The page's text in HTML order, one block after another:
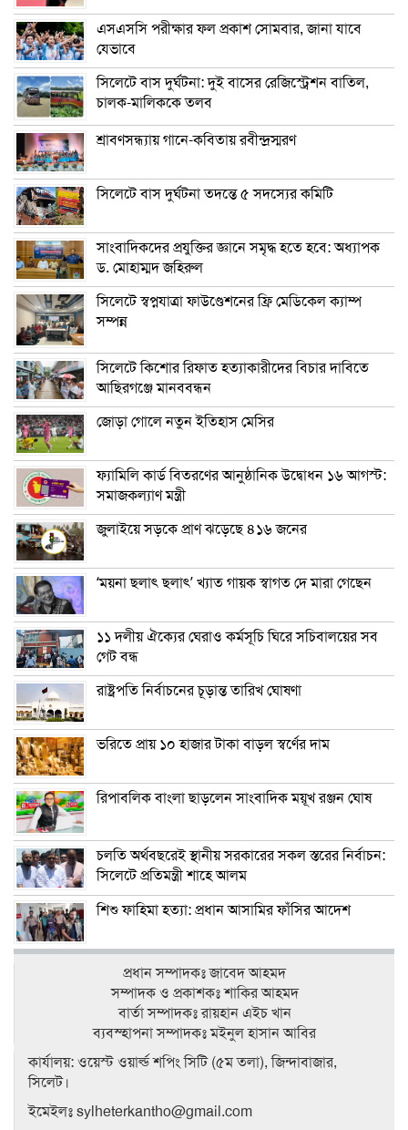
এসএসসি পরীক্ষার ফল প্রকাশ সোমবার, জানা যাবে
যেভাবে
সিলেটে বাস দুর্ঘটনা: দুই বাসের রেজিস্ট্রেশন বাতিল,
চালক-মালিককে তলব
শ্রাবণসন্ধ্যায় গানে-কবিতায় রবীন্দ্রস্মরণ
সিলেটে বাস দুর্ঘটনা তদন্তে ৫ সদস্যের কমিটি
সাংবাদিকদের প্রযুক্তির জ্ঞানে সমৃদ্ধ হতে হবে: অধ্যাপক
ড. মোহাম্মদ জহিরুল
সিলেটে স্বপ্নযাত্রা ফাউণ্ডেশনের ফ্রি মেডিকেল ক্যাম্প
সম্পন্ন
সিলেটে কিশোর রিফাত হত্যাকারীদের বিচার দাবিতে
আছিরগঞ্জে মানববন্ধন
জোড়া গোলে নতুন ইতিহাস মেসির
ফ্যামিলি কার্ড বিতরণের আনুষ্ঠানিক উদ্বোধন ১৬ আগস্ট:
সমাজকল্যাণ মন্ত্রী
জুলাইয়ে সড়কে প্রাণ ঝড়েছে ৪১৬ জনের
‘ময়না ছলাৎ ছলাৎ’ খ্যাত গায়ক স্বাগত দে মারা গেছেন
১১ দলীয় ঐক্যের ঘেরাও কর্মসূচি ঘিরে সচিবালয়ের সব
গেট বন্ধ
রাষ্ট্রপতি নির্বাচনের চূড়ান্ত তারিখ ঘোষণা
ভরিতে প্রায় ১০ হাজার টাকা বাড়ল স্বর্ণের দাম
রিপাবলিক বাংলা ছাড়লেন সাংবাদিক ময়ূখ রঞ্জন ঘোষ
চলতি অর্থবছরেই স্থানীয় সরকারের সকল স্তরের নির্বাচন:
সিলেটে প্রতিমন্ত্রী শাহে আলম
শিশু ফাহিমা হত্যা: প্রধান আসামির ফাঁসির আদেশ
প্রধান সম্পাদকঃ জাবেদ আহমদ
সম্পাদক ও প্রকাশকঃ শাকির আহমদ
বার্তা সম্পাদকঃ রায়হান এইচ খান
ব‍্যবস্হাপনা সম্পাদকঃ মইনুল হাসান আবির
কার্যালয়: ওয়েস্ট ওয়ার্ল্ড শপিং সিটি (৫ম তলা), জিন্দাবাজার,
সিলেট।
ইমেইলঃ sylheterkantho@gmail.com